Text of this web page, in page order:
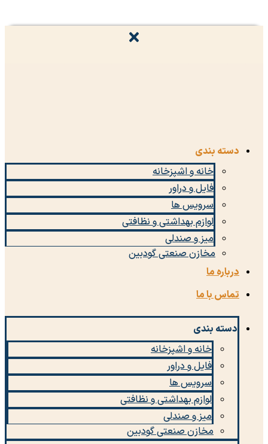
دسته بندی
خانه و اشپزخانه
فایل و دراور
سرویس ها
لوازم بهداشتی و نظافتی
میز و صندلی
مخازن صنعتی گودبین
درباره ما
تماس با ما
دسته بندی
خانه و اشپزخانه
فایل و دراور
سرویس ها
لوازم بهداشتی و نظافتی
میز و صندلی
مخازن صنعتی گودبین